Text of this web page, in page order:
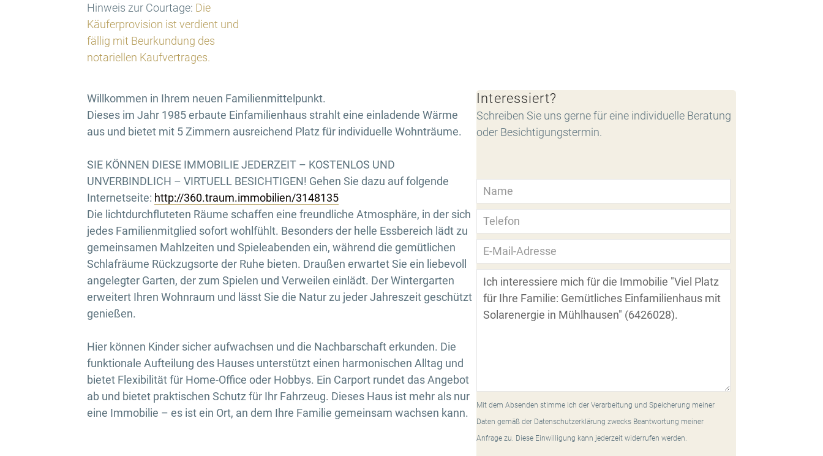
Hinweis zur Courtage: Die
Käuferprovision ist verdient und
fällig mit Beurkundung des
notariellen Kaufvertrages.
Willkommen in Ihrem neuen Familienmittelpunkt.
Dieses im Jahr 1985 erbaute Einfamilienhaus strahlt eine einladende Wärme
aus und bietet mit 5 Zimmern ausreichend Platz für individuelle Wohnträume.
SIE KÖNNEN DIESE IMMOBILIE JEDERZEIT – KOSTENLOS UND
UNVERBINDLICH – VIRTUELL BESICHTIGEN! Gehen Sie dazu auf folgende
Internetseite: http://360.traum.immobilien/3148135
Die lichtdurchfluteten Räume schaffen eine freundliche Atmosphäre, in der sich
jedes Familienmitglied sofort wohlfühlt. Besonders der helle Essbereich lädt zu
gemeinsamen Mahlzeiten und Spieleabenden ein, während die gemütlichen
Schlafräume Rückzugsorte der Ruhe bieten. Draußen erwartet Sie ein liebevoll
angelegter Garten, der zum Spielen und Verweilen einlädt. Der Wintergarten
erweitert Ihren Wohnraum und lässt Sie die Natur zu jeder Jahreszeit geschützt
genießen.
Hier können Kinder sicher aufwachsen und die Nachbarschaft erkunden. Die
funktionale Aufteilung des Hauses unterstützt einen harmonischen Alltag und
bietet Flexibilität für Home-Office oder Hobbys. Ein Carport rundet das Angebot
ab und bietet praktischen Schutz für Ihr Fahrzeug. Dieses Haus ist mehr als nur
eine Immobilie – es ist ein Ort, an dem Ihre Familie gemeinsam wachsen kann.
Interessiert?
Schreiben Sie uns gerne für eine individuelle Beratung
oder Besichtigungstermin.
Mit dem Absenden stimme ich der Verarbeitung und Speicherung meiner
Daten gemäß der Datenschutzerklärung zwecks Beantwortung meiner
Anfrage zu. Diese Einwilligung kann jederzeit widerrufen werden.